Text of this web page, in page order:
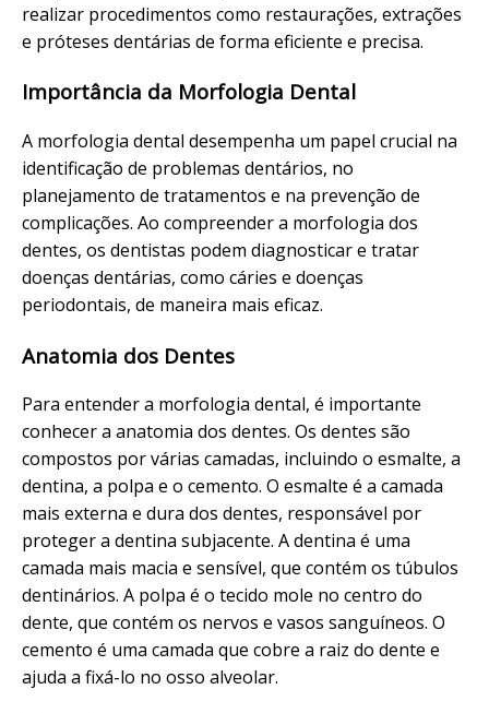
realizar procedimentos como restaurações, extrações
e próteses dentárias de forma eficiente e precisa.
Importância da Morfologia Dental
A morfologia dental desempenha um papel crucial na
identificação de problemas dentários, no
planejamento de tratamentos e na prevenção de
complicações. Ao compreender a morfologia dos
dentes, os dentistas podem diagnosticar e tratar
doenças dentárias, como cáries e doenças
periodontais, de maneira mais eficaz.
Anatomia dos Dentes
Para entender a morfologia dental, é importante
conhecer a anatomia dos dentes. Os dentes são
compostos por várias camadas, incluindo o esmalte, a
dentina, a polpa e o cemento. O esmalte é a camada
mais externa e dura dos dentes, responsável por
proteger a dentina subjacente. A dentina é uma
camada mais macia e sensível, que contém os túbulos
dentinários. A polpa é o tecido mole no centro do
dente, que contém os nervos e vasos sanguíneos. O
cemento é uma camada que cobre a raiz do dente e
ajuda a fixá-lo no osso alveolar.